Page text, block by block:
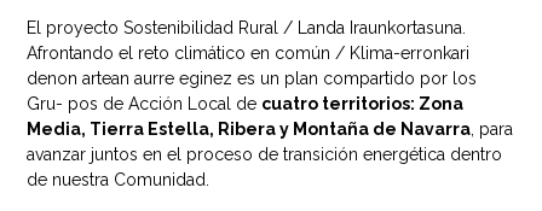
El proyecto Sostenibilidad Rural / Landa Iraunkortasuna.
Afrontando el reto climático en común / Klima-erronkari
denon artean aurre eginez es un plan compartido por los
Gru- pos de Acción Local de cuatro territorios: Zona
Media, Tierra Estella, Ribera y Montaña de Navarra , para
avanzar juntos en el proceso de transición energética dentro
de nuestra Comunidad.